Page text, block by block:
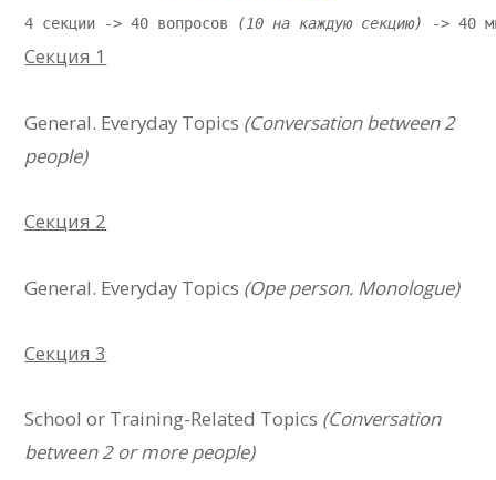
4 секции -> 40 вопросов (10 на каждую секцию) -> 40
Секция 1
General. Everyday Topics (Conversation between 2
people)
Секция 2
General. Everyday Topics (Ope person. Monologue)
Секция 3
School or Training-Related Topics (Conversation
between 2 or more people)